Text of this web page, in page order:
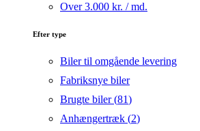
Over 3.000 kr. / md.
Efter type
Biler til omgående levering
Fabriksnye biler
Brugte biler (81)
Anhængertræk (2)